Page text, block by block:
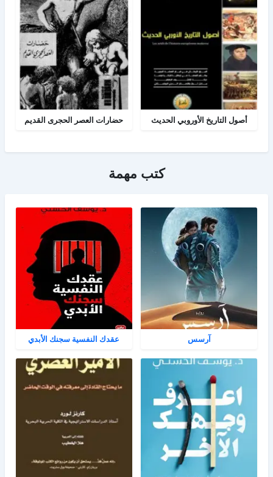
أصول التاريخ الأوروبي الحديث حضارات العصر الحجرى القديم
كتب مهمة
آرسس عقدك النفسية سجنك الأبدي